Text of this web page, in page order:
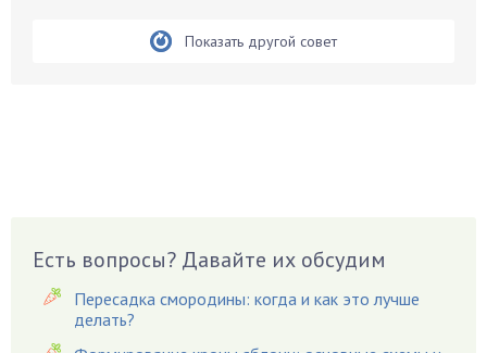
Вишня
Вредители
Гардения
Гацания
Показать другой совет
Есть вопросы? Давайте их обсудим
Пересадка смородины: когда и как это лучше
делать?